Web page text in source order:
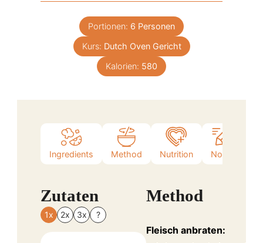
Portionen: 6 Personen
Kurs: Dutch Oven Gericht
Kalorien: 580
Ingredients Method Nutrition Notes
Zutaten
1x 2x 3x ?
Method
Fleisch anbraten: